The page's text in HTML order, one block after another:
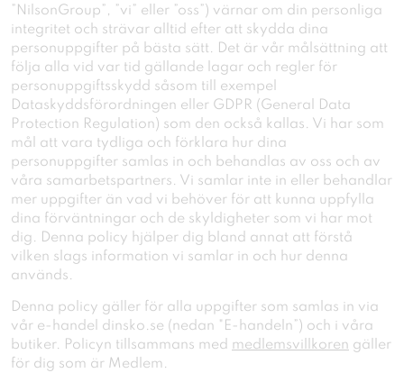
”NilsonGroup”, ”vi” eller ”oss”) värnar om din personliga
integritet och strävar alltid efter att skydda dina
personuppgifter på bästa sätt. Det är vår målsättning att
följa alla vid var tid gällande lagar och regler för
personuppgiftsskydd såsom till exempel
Dataskyddsförordningen eller GDPR (General Data
Protection Regulation) som den också kallas. Vi har som
mål att vara tydliga och förklara hur dina
personuppgifter samlas in och behandlas av oss och av
våra samarbetspartners. Vi samlar inte in eller behandlar
mer uppgifter än vad vi behöver för att kunna uppfylla
dina förväntningar och de skyldigheter som vi har mot
dig. Denna policy hjälper dig bland annat att förstå
vilken slags information vi samlar in och hur denna
används.
Denna policy gäller för alla uppgifter som samlas in via
vår e-handel dinsko.se (nedan "E-handeln”) och i våra
butiker. Policyn tillsammans med medlemsvillkoren gäller
för dig som är Medlem.